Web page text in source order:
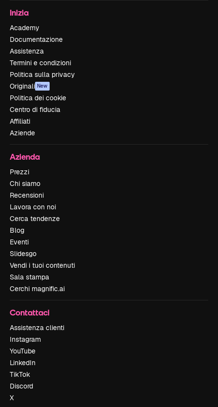
Inizia
Academy
Documentazione
Assistenza
Termini e condizioni
Politica sulla privacy
Originali New
Politica dei cookie
Centro di fiducia
Affiliati
Aziende
Azienda
Prezzi
Chi siamo
Recensioni
Lavora con noi
Cerca tendenze
Blog
Eventi
Slidesgo
Vendi i tuoi contenuti
Sala stampa
Cerchi magnific.ai
Contattaci
Assistenza clienti
Instagram
YouTube
LinkedIn
TikTok
Discord
X